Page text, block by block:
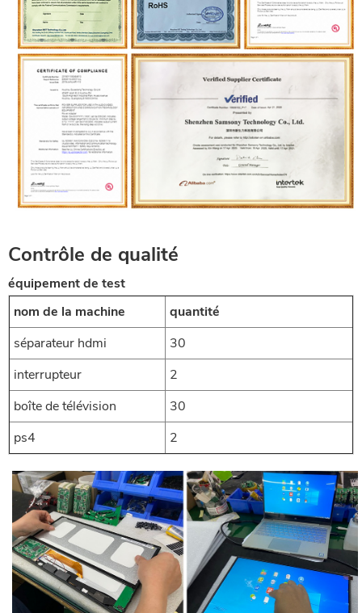
Contrôle de qualité
équipement de test
nom de la machine
quantité
séparateur hdmi
30
interrupteur
2
boîte de télévision
30
ps4
2